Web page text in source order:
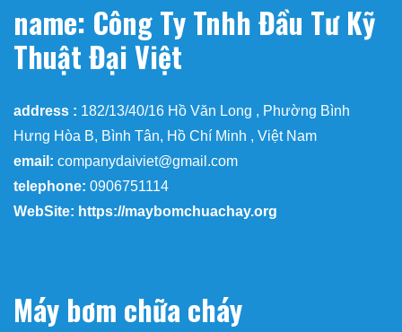
name: Công Ty Tnhh Đầu Tư Kỹ
Thuật Đại Việt
address : 182/13/40/16 Hồ Văn Long , Phường Bình
Hưng Hòa B, Bình Tân, Hồ Chí Minh , Việt Nam
email: companydaiviet@gmail.com
telephone: 0906751114
WebSite: https://maybomchuachay.org
Máy bơm chữa cháy